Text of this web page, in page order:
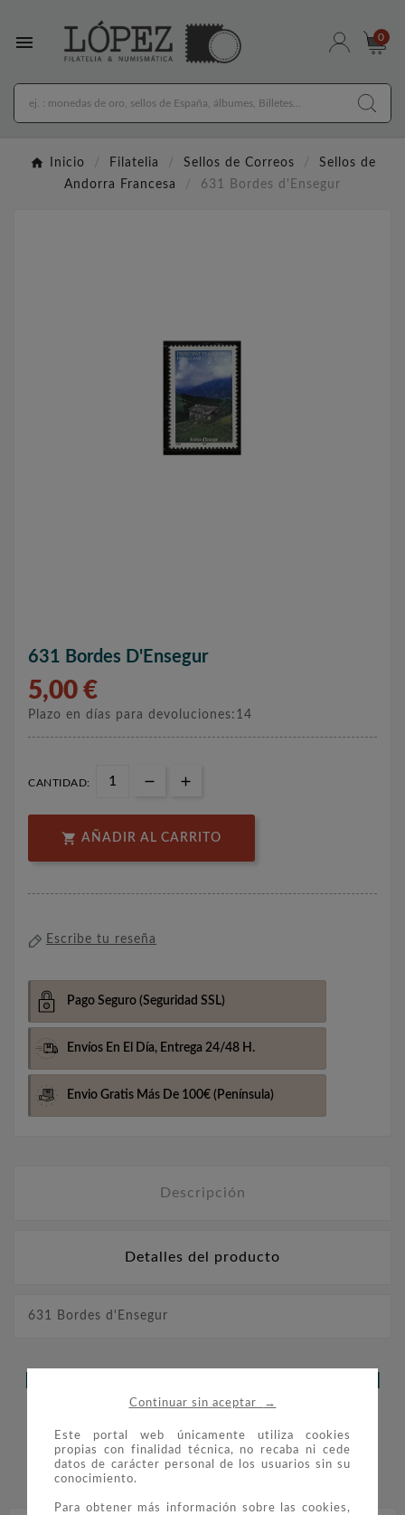
Continuar sin aceptar →
Este portal web únicamente utiliza cookies
propias con finalidad técnica, no recaba ni cede
datos de carácter personal de los usuarios sin su
conocimiento.
Para obtener más información sobre las cookies,
 0
Inicio Filatelia Sellos de Correos
Sellos de
Andorra Francesa
631 Bordes d'Ensegur
631 Bordes D'Ensegur
5,00 €
Plazo en días para devoluciones:14
CANTIDAD:
 AÑADIR AL CARRITO
Escribe tu reseña
Pago Seguro (Seguridad SSL)
Envíos En El Día, Entrega 24/48 H.
Envio Gratis Más De 100€ (Península)
Descripción
Detalles del producto
631 Bordes d'Ensegur
ESTE PRODUCTO TAMBIÉN
COMPRARON: